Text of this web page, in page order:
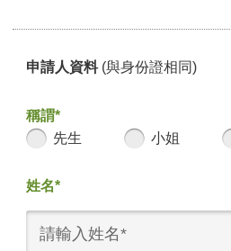
申請人資料 (與身份證相同)
稱謂*
先生
小姐
姓名*